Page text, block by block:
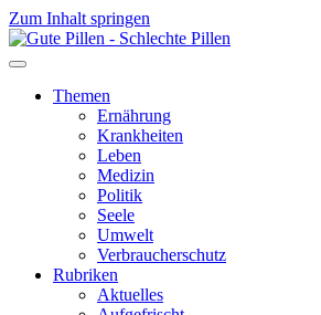
Zum Inhalt springen
Themen
Ernährung
Krankheiten
Leben
Medizin
Politik
Seele
Umwelt
Verbraucherschutz
Rubriken
Aktuelles